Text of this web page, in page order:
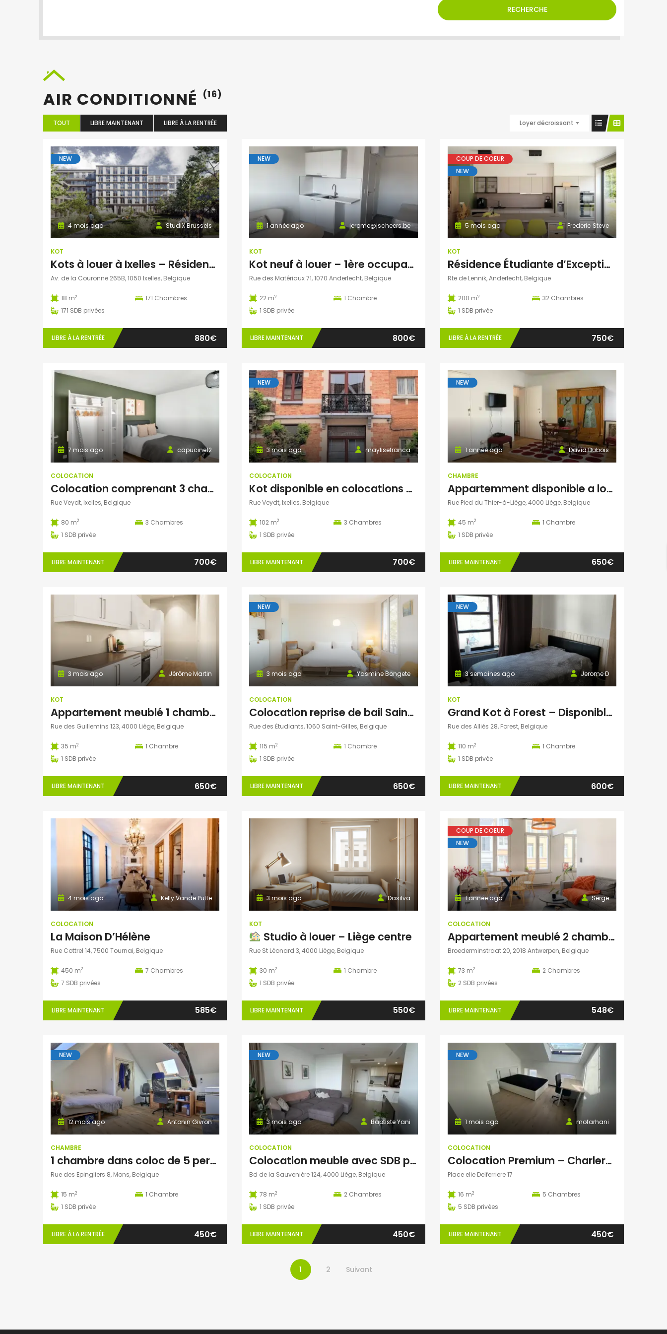
RECHERCHE
AIR CONDITIONNÉ (16)
TOUT LIBRE MAINTENANT LIBRE À LA RENTRÉE Loyer décroissant
NEW
StudiX Brussels
4 mois ago
KOT
Kots à louer à Ixelles – Résidence StudiX
Av. de la Couronne 265B, 1050 Ixelles, Belgique
18 m2 171 Chambres
171 SDB privées
LIBRE À LA RENTRÉE 880€
NEW
jerome@jscheers.be
1 année ago
KOT
Kot neuf à louer – 1ère occupation – Anderlecht (1070)
Rue des Matériaux 71, 1070 Anderlecht, Belgique
22 m2 1 Chambre
1 SDB privée
LIBRE MAINTENANT 800€
COUP DE COEUR
NEW
Frederic Steve
5 mois ago
KOT
Résidence Étudiante d’Exception
Rte de Lennik, Anderlecht, Belgique
200 m2 32 Chambres
1 SDB privée
LIBRE À LA RENTRÉE 750€
capucine12
7 mois ago
COLOCATION
Colocation comprenant 3 chambres (1 seule chambre de disponible)
Rue Veydt, Ixelles, Belgique
80 m2 3 Chambres
1 SDB privée
LIBRE MAINTENANT 700€
NEW
maylisefranca
3 mois ago
COLOCATION
Kot disponible en colocations a ixelles
Rue Veydt, Ixelles, Belgique
102 m2 3 Chambres
1 SDB privée
LIBRE MAINTENANT 700€
NEW
David Dubois
1 année ago
CHAMBRE
Appartemment disponible a louer à liège
Rue Pied du Thier-à-Liège, 4000 Liège, Belgique
45 m2 1 Chambre
1 SDB privée
LIBRE MAINTENANT 650€
Jérôme Martin
3 mois ago
KOT
Appartement meublé 1 chambre – Guillemins – proche gare
Rue des Guillemins 123, 4000 Liège, Belgique
35 m2 1 Chambre
1 SDB privée
LIBRE MAINTENANT 650€
NEW
Yasmine Bongete
3 mois ago
COLOCATION
​Colocation reprise de bail Saint-Gilles Centre
Rue des Ėtudiants, 1060 Saint-Gilles, Belgique
115 m2 1 Chambre
1 SDB privée
LIBRE MAINTENANT 650€
NEW
Jerome D
3 semaines ago
KOT
Grand Kot à Forest – Disponible début août
Rue des Alliés 28, Forest, Belgique
110 m2 1 Chambre
1 SDB privée
LIBRE MAINTENANT 600€
Kelly Vande Putte
4 mois ago
COLOCATION
La Maison D’Hélène
Rue Cottrel 14, 7500 Tournai, Belgique
450 m2 7 Chambres
7 SDB privées
LIBRE MAINTENANT 585€
Dasilva
3 mois ago
KOT
Studio à louer – Liège centre
Rue St Léonard 3, 4000 Liège, Belgique
30 m2 1 Chambre
1 SDB privée
LIBRE MAINTENANT 550€
COUP DE COEUR
NEW
Serge
1 année ago
COLOCATION
Appartement meublé 2 chambre
Broederminstraat 20, 2018 Antwerpen, Belgique
73 m2 2 Chambres
2 SDB privées
LIBRE MAINTENANT 548€
NEW
Antonin Givron
12 mois ago
CHAMBRE
1 chambre dans coloc de 5 personnes à Mons
Rue des Epingliers 8, Mons, Belgique
15 m2 1 Chambre
1 SDB privée
LIBRE À LA RENTRÉE 450€
NEW
Baptiste Yani
3 mois ago
COLOCATION
Colocation meuble avec SDB privée (deux colocs) 400€
Bd de la Sauvenière 124, 4000 Liège, Belgique
78 m2 2 Chambres
1 SDB privée
LIBRE MAINTENANT 450€
NEW
mofarhani
1 mois ago
COLOCATION
Colocation Premium – Charleroi (Place Élie Delferrière)
Place elie Delferriere 17
16 m2 5 Chambres
5 SDB privées
LIBRE MAINTENANT 450€
1 2 Suivant